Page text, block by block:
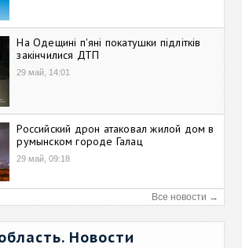
На Одещині п'яні покатушки підлітків
закінчилися ДТП
29 май, 14:01
Российский дрон атаковал жилой дом в
румынском городе Галац
29 май, 09:18
Все новости →
Новости